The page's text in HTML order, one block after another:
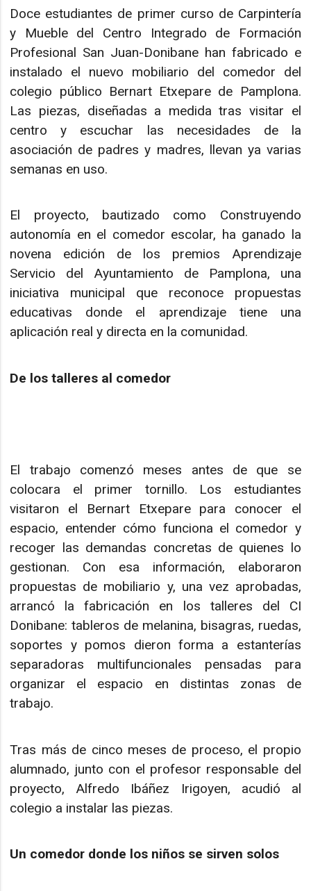
Doce estudiantes de primer curso de Carpintería
y Mueble del Centro Integrado de Formación
Profesional San Juan-Donibane han fabricado e
instalado el nuevo mobiliario del comedor del
colegio público Bernart Etxepare de Pamplona.
Las piezas, diseñadas a medida tras visitar el
centro y escuchar las necesidades de la
asociación de padres y madres, llevan ya varias
semanas en uso.
El proyecto, bautizado como Construyendo
autonomía en el comedor escolar, ha ganado la
novena edición de los premios Aprendizaje
Servicio del Ayuntamiento de Pamplona, una
iniciativa municipal que reconoce propuestas
educativas donde el aprendizaje tiene una
aplicación real y directa en la comunidad.
De los talleres al comedor
El trabajo comenzó meses antes de que se
colocara el primer tornillo. Los estudiantes
visitaron el Bernart Etxepare para conocer el
espacio, entender cómo funciona el comedor y
recoger las demandas concretas de quienes lo
gestionan. Con esa información, elaboraron
propuestas de mobiliario y, una vez aprobadas,
arrancó la fabricación en los talleres del CI
Donibane: tableros de melanina, bisagras, ruedas,
soportes y pomos dieron forma a estanterías
separadoras multifuncionales pensadas para
organizar el espacio en distintas zonas de
trabajo.
Tras más de cinco meses de proceso, el propio
alumnado, junto con el profesor responsable del
proyecto, Alfredo Ibáñez Irigoyen, acudió al
colegio a instalar las piezas.
Un comedor donde los niños se sirven solos